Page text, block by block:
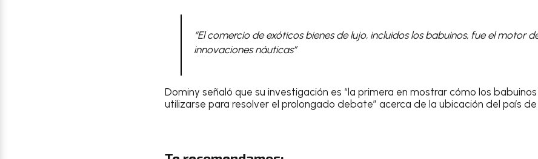
“El comercio de exóticos bienes de lujo, incluidos los babuinos, fue el motor
innovaciones náuticas”
Dominy señaló que su investigación es “la primera en mostrar cómo los
utilizarse para resolver el prolongado debate” acerca de la ubicación del país de